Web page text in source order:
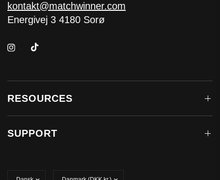
kontakt@matchwinner.com
Energivej 3 4180 Sorø
RESOURCES
SUPPORT